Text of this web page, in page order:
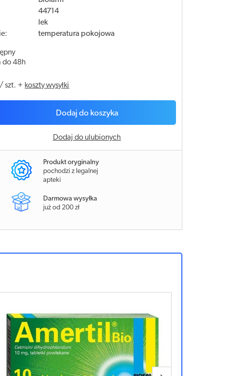
44714
lek
temperatura pokojowa
do 48h
/szt. + koszty wysyłki
Dodaj do koszyka
Dodaj do ulubionych
Produkt oryginalny
pochodzi z legalnej
apteki
Darmowa wysyłka
już od 200 zł